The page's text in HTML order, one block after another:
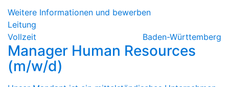
Weitere Informationen und bewerben
Leitung
Vollzeit
Baden-Württemberg
Manager Human Resources
(m/w/d)